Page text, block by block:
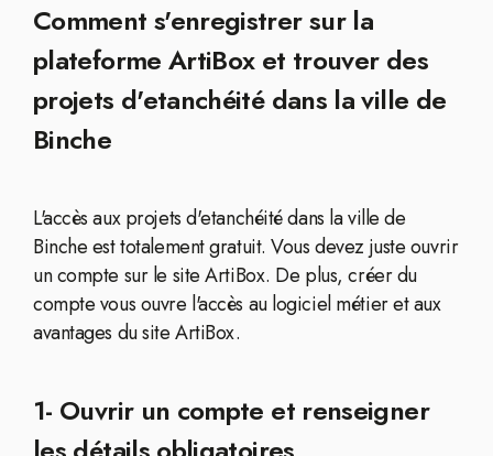
Comment s'enregistrer sur la
plateforme ArtiBox et trouver des
projets d'etanchéité dans la ville de
Binche
L'accès aux projets d'etanchéité dans la ville de
Binche est totalement gratuit. Vous devez juste ouvrir
un compte sur le site ArtiBox. De plus, créer du
compte vous ouvre l'accès au logiciel métier et aux
avantages du site ArtiBox.
1- Ouvrir un compte et renseigner